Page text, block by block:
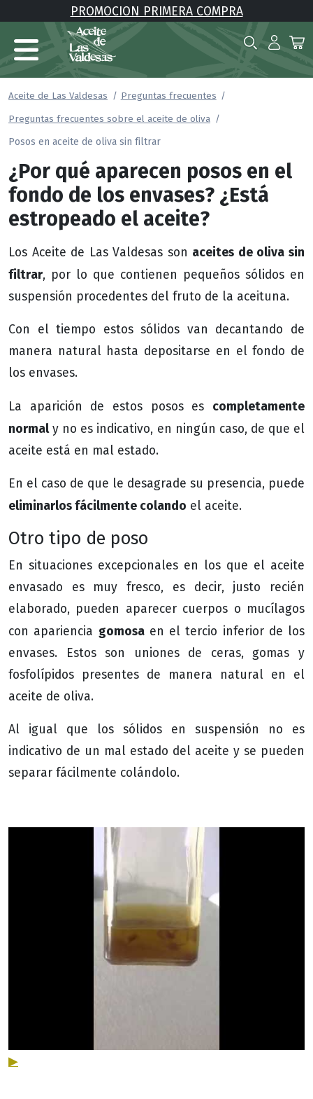
PROMOCION PRIMERA COMPRA
Aceite de Las Valdesas
Preguntas frecuentes
Preguntas frecuentes sobre el aceite de oliva
Posos en aceite de oliva sin filtrar
¿Por qué aparecen posos en el
fondo de los envases? ¿Está
estropeado el aceite?
Los Aceite de Las Valdesas son aceites de oliva sin
filtrar, por lo que contienen pequeños sólidos en
suspensión procedentes del fruto de la aceituna.
Con el tiempo estos sólidos van decantando de
manera natural hasta depositarse en el fondo de
los envases.
La aparición de estos posos es completamente
normaly no es indicativo, en ningún caso, de que el
aceite está en mal estado.
En el caso de que le desagrade su presencia, puede
eliminarlos fácilmente colando el aceite.
Otro tipo de poso
En situaciones excepcionales en los que el aceite
envasado es muy fresco, es decir, justo recién
elaborado, pueden aparecer cuerpos o mucílagos
con apariencia gomosaen el tercio inferior de los
envases. Estos son uniones de ceras, gomas y
fosfolípidos presentes de manera natural en el
aceite de oliva.
Al igual que los sólidos en suspensión no es
indicativo de un mal estado del aceite y se pueden
separar fácilmente colándolo.
▶